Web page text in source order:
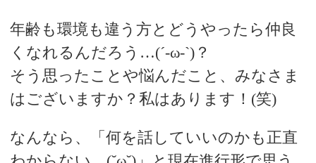
年齢も環境も違う方とどうやったら仲良
くなれるんだろう…(´-ω-`)？
そう思ったことや悩んだこと、みなさま
はございますか？私はあります！(笑)
なんなら、「何を話していいのかも正直